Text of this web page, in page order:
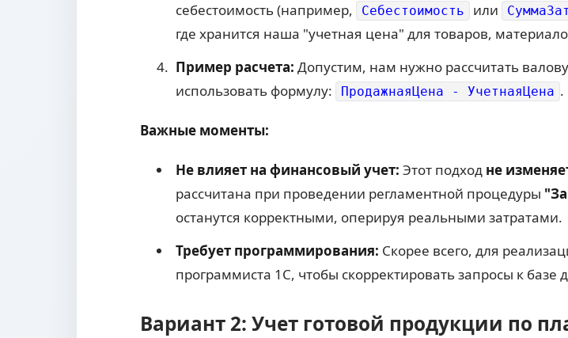
себестоимость (например,
Себестоимость или
где хранится наша "учетная цена" для товаров,
Пример расчета: Допустим, нам нужно рассчитать
использовать формулу:
ПродажнаяЦена - УчетнаяЦена .
Важные моменты:
Не влияет на финансовый учет: Этот подход не
рассчитана при проведении регламентной процедуры
останутся корректными, оперируя реальными затратами.
Требует программирования: Скорее всего, для
программиста 1С, чтобы скорректировать запросы к
Вариант 2: Учет готовой продукции по